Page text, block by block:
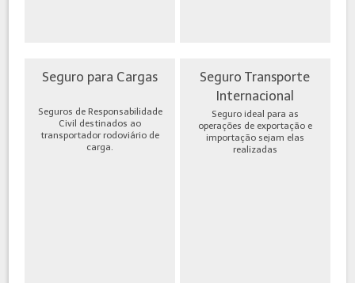
Seguro para Cargas
Seguros de Responsabilidade
Civil destinados ao
transportador rodoviário de
carga.
Seguro Transporte
Internacional
Seguro ideal para as
operações de exportação e
importação sejam elas
realizadas